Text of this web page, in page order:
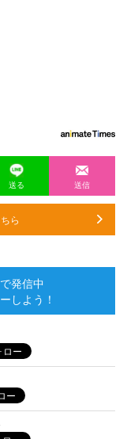
送る 送信
ら
発信中
しよう！